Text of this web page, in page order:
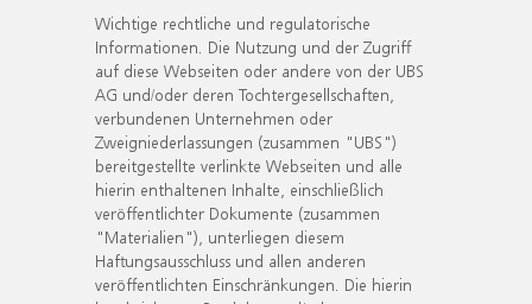
Wichtige rechtliche und regulatorische
Informationen. Die Nutzung und der Zugriff
auf diese Webseiten oder andere von der UBS
AG und/oder deren Tochtergesellschaften,
verbundenen Unternehmen oder
Zweigniederlassungen (zusammen "UBS")
bereitgestellte verlinkte Webseiten und alle
hierin enthaltenen Inhalte, einschließlich
veröffentlichter Dokumente (zusammen
"Materialien"), unterliegen diesem
Haftungsausschluss und allen anderen
veröffentlichten Einschränkungen. Die hierin